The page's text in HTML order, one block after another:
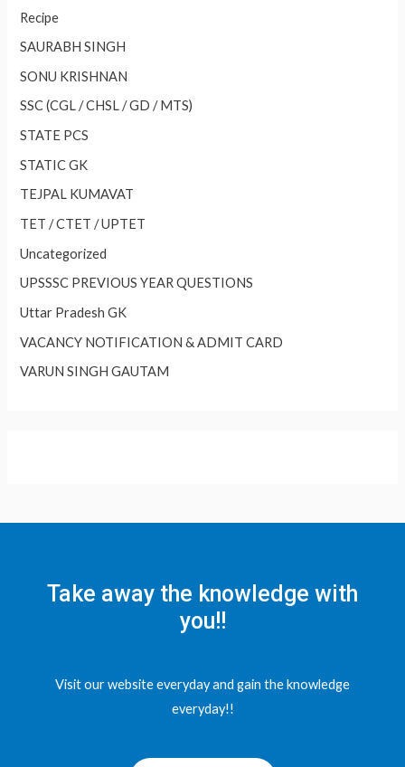
Recipe
SAURABH SINGH
SONU KRISHNAN
SSC (CGL / CHSL / GD / MTS)
STATE PCS
STATIC GK
TEJPAL KUMAVAT
TET / CTET / UPTET
Uncategorized
UPSSSC PREVIOUS YEAR QUESTIONS
Uttar Pradesh GK
VACANCY NOTIFICATION & ADMIT CARD
VARUN SINGH GAUTAM
Take away the knowledge with
you!!
Visit our website everyday and gain the knowledge
everyday!!